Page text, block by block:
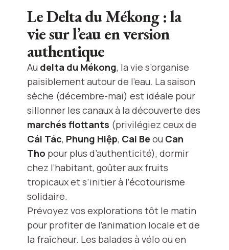
Le Delta du Mékong : la
vie sur l’eau en version
authentique
Au delta du Mékong, la vie s’organise
paisiblement autour de l’eau. La saison
sèche (décembre-mai) est idéale pour
sillonner les canaux à la découverte des
marchés flottants (privilégiez ceux de
Cái Tác, Phung Hiệp, Cai Be ou Can
Tho pour plus d’authenticité), dormir
chez l’habitant, goûter aux fruits
tropicaux et s’initier à l’écotourisme
solidaire.
Prévoyez vos explorations tôt le matin
pour profiter de l’animation locale et de
la fraîcheur. Les balades à vélo ou en